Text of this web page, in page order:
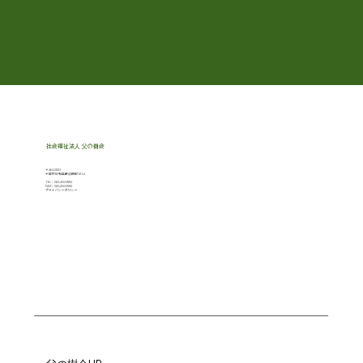
社会福祉法人 父の樹会
TEL：043-250-5992
​FAX：043-250-5982
プライバシーポリシー